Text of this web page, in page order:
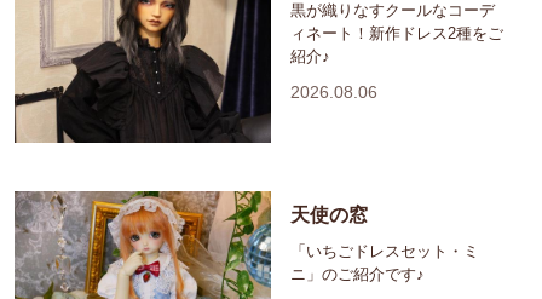
黒が織りなすクールなコーデ
ィネート！新作ドレス2種をご
紹介♪
2026.08.06
天使の窓
「いちごドレスセット・ミ
ニ」のご紹介です♪